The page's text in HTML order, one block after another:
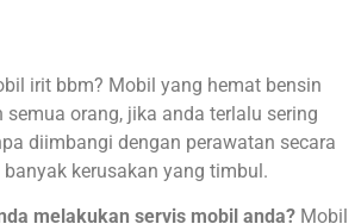
irit bbm? Mobil yang hemat bensin
orang, jika anda terlalu sering
diimbangi dengan perawatan secara
kerusakan yang timbul.
melakukan servis mobil anda? Mobil